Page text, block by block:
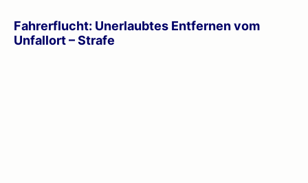
Fahrerflucht: Unerlaubtes Entfernen vom
Unfallort – Strafe